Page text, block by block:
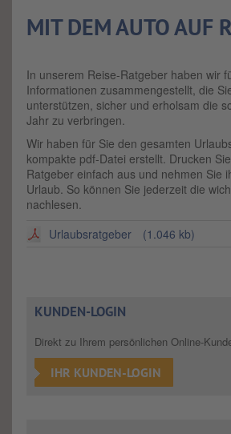
MIT DEM AUTO AUF
In unserem Reise-Ratgeber haben wir
Informationen zusammengestellt, die
unterstützen, sicher und erholsam die
Jahr zu verbringen.
Wir haben für Sie den gesamten
kompakte pdf-Datei erstellt. Drucken
Ratgeber einfach aus und nehmen Sie
Urlaub. So können Sie jederzeit die
nachlesen.
Urlaubsratgeber
(1.046 kb)
KUNDEN-LOGIN
Direkt zu Ihrem persönlichen Online-
IHR KUNDEN-LOGIN